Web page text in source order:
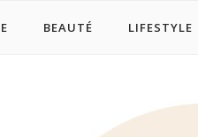
BEAUTÉ LIFESTYLE